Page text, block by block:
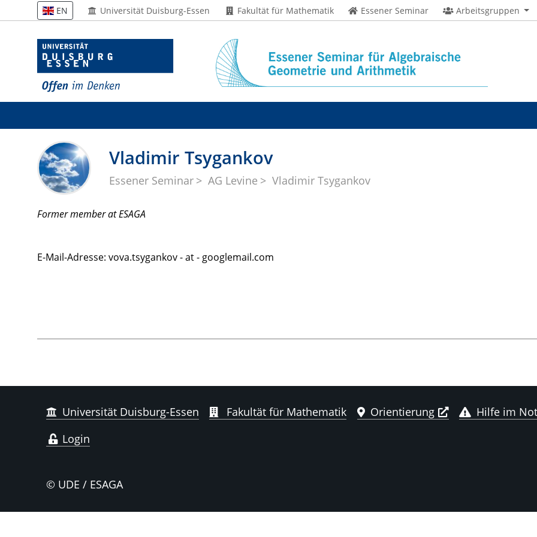
EN Universität Duisburg-Essen Fakultät für Mathematik Essener Seminar Arbeitsgruppen
Vladimir Tsygankov
Essener Seminar AG Levine Vladimir Tsygankov
Former member at ESAGA
E-Mail-Adresse: vova.tsygankov - at - googlemail.com
Universität Duisburg-Essen Fakultät für Mathematik Orientierung Hilfe im
Login
© UDE / ESAGA